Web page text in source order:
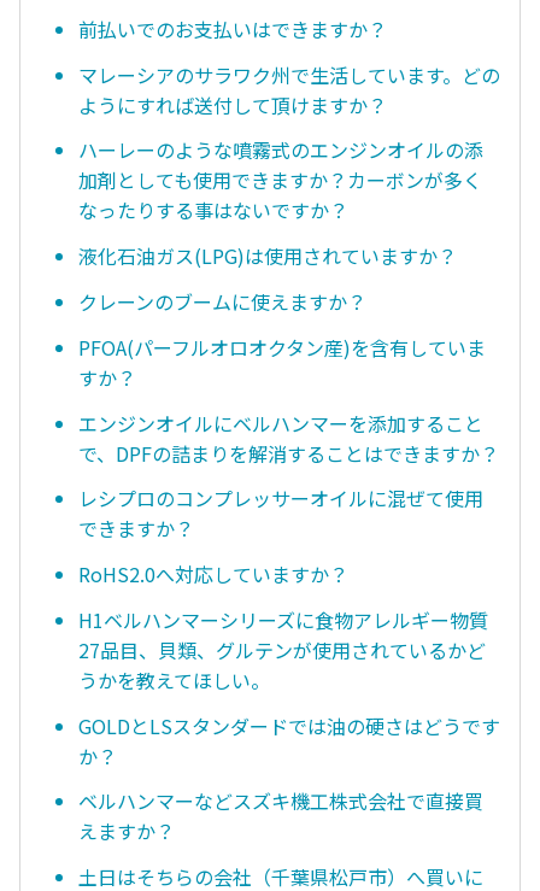
前払いでのお支払いはできますか？
マレーシアのサラワク州で生活しています。どの
ようにすれば送付して頂けますか？
ハーレーのような噴霧式のエンジンオイルの添
加剤としても使用できますか？カーボンが多く
なったりする事はないですか？
液化石油ガス(LPG)は使用されていますか？
クレーンのブームに使えますか？
PFOA(パーフルオロオクタン産)を含有していま
すか？
エンジンオイルにベルハンマーを添加すること
で、DPFの詰まりを解消することはできますか？
レシプロのコンプレッサーオイルに混ぜて使用
できますか？
RoHS2.0へ対応していますか？
H1ベルハンマーシリーズに食物アレルギー物質
27品目、貝類、グルテンが使用されているかど
うかを教えてほしい。
GOLDとLSスタンダードでは油の硬さはどうです
か？
ベルハンマーなどスズキ機工株式会社で直接買
えますか？
土日はそちらの会社（千葉県松戸市）へ買いに